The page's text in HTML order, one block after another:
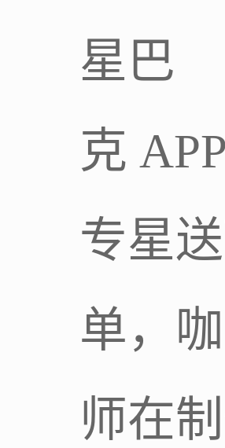
星巴
克
专星
单，
师在